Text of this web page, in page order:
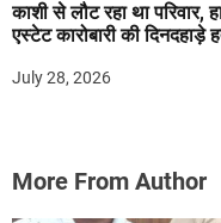
काशी से लौट रहा था परिवार,
एस्टेट कारोबारी की
July 28, 2026
More From Author